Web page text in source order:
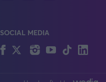
SOCIAL MEDIA
FacebookTwitterInstagram
YouTubeTikTok